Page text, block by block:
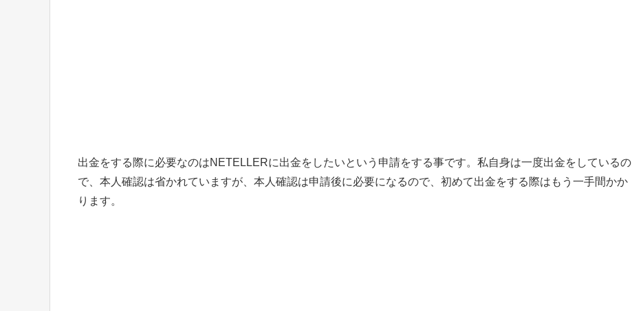
出金をする際に必要なのはNETELLERに出金をしたいという申請をする事です。私自身は一度出金をしているの
で、本人確認は省かれていますが、本人確認は申請後に必要になるので、初めて出金をする際はもう一手間かか
ります。